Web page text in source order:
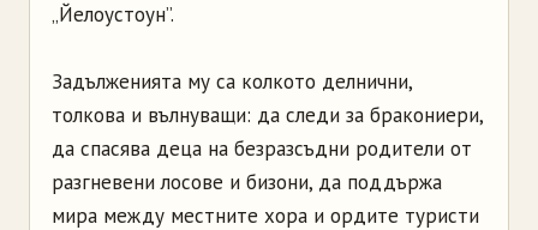
„Йелоустоун”.
Задълженията му са колкото делнични,
толкова и вълнуващи: да следи за бракониери,
да спасява деца на безразсъдни родители от
разгневени лосове и бизони, да поддържа
мира между местните хора и ордите туристи